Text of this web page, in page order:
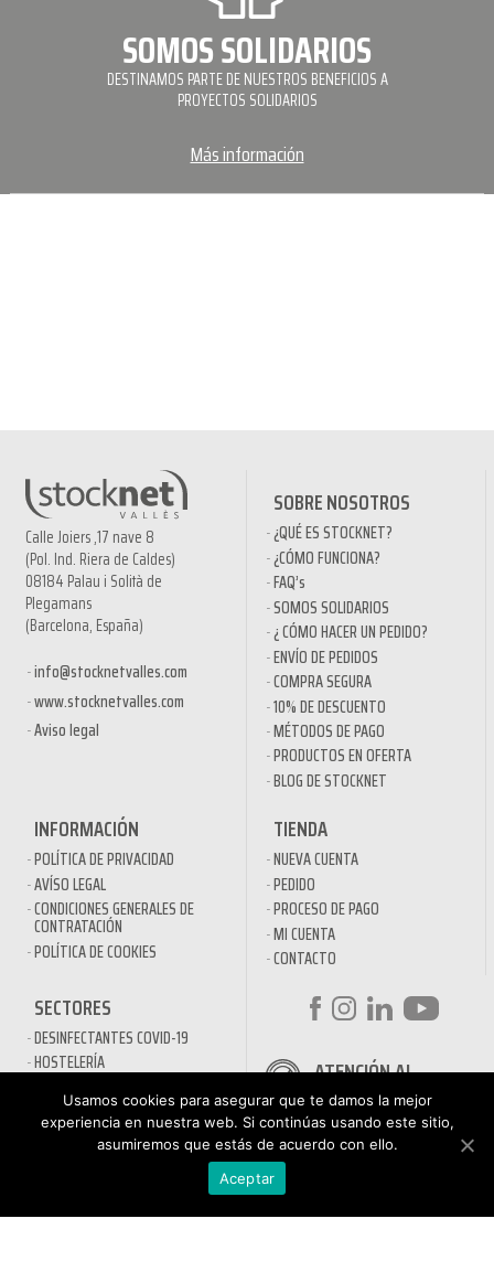
SOMOS SOLIDARIOS
DESTINAMOS PARTE DE NUESTROS BENEFICIOS A
PROYECTOS SOLIDARIOS
Más información
Calle Joiers ,17 nave 8
(Pol. Ind. Riera de Caldes)
08184 Palau i Solità de
Plegamans
(Barcelona, España)
info@stocknetvalles.com
www.stocknetvalles.com
Aviso legal
SOBRE NOSOTROS
¿QUÉ ES STOCKNET?
¿CÓMO FUNCIONA?
FAQ’s
SOMOS SOLIDARIOS
¿ CÓMO HACER UN PEDIDO?
ENVÍO DE PEDIDOS
COMPRA SEGURA
10% DE DESCUENTO
MÉTODOS DE PAGO
PRODUCTOS EN OFERTA
BLOG DE STOCKNET
INFORMACIÓN
POLÍTICA DE PRIVACIDAD
AVÍSO LEGAL
CONDICIONES GENERALES DE
CONTRATACIÓN
POLÍTICA DE COOKIES
TIENDA
NUEVA CUENTA
PEDIDO
PROCESO DE PAGO
MI CUENTA
CONTACTO
SECTORES
DESINFECTANTES COVID-19
HOSTELERÍA
NÁUTICA
MAQUINARIA PROFESIONAL
LIMPIEZA PARA EL HOGAR
ATENCIÓN AL
CLIENTE
900 897 890
Teléfono gratuito
Usamos cookies para asegurar que te damos la mejor
experiencia en nuestra web. Si continúas usando este sitio,
asumiremos que estás de acuerdo con ello.
Aceptar